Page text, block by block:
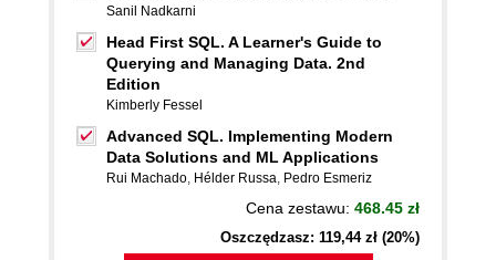
Sanil Nadkarni
Head First SQL. A Learner's Guide to
Querying and Managing Data. 2nd
Edition
Kimberly Fessel
Advanced SQL. Implementing Modern
Data Solutions and ML Applications
Rui Machado, Hélder Russa, Pedro Esmeriz
Cena zestawu: 468.45 zł
Oszczędzasz: 119,44 zł (20%)